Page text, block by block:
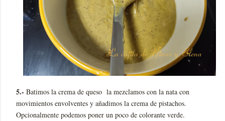
5.- Batimos la crema de queso la mezclamos con la nata con
movimientos envolventes y añadimos la crema de pistachos.
Opcionalmente podemos poner un poco de colorante verde.